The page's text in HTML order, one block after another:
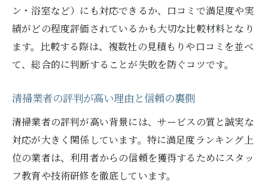
ン・浴室など）にも対応できるか、口コミで満足度や実
績がどの程度評価されているかも大切な比較材料となり
ます。比較する際は、複数社の見積もりや口コミを並べ
て、総合的に判断することが失敗を防ぐコツです。
清掃業者の評判が高い理由と信頼の裏側
清掃業者の評判が高い背景には、サービスの質と誠実な
対応が大きく関係しています。特に満足度ランキング上
位の業者は、利用者からの信頼を獲得するためにスタッ
フ教育や技術研修を徹底しています。